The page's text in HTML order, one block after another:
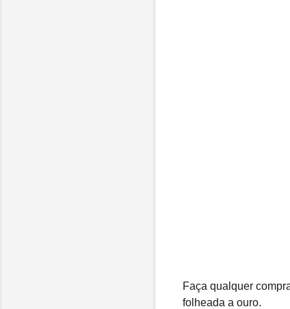
Faça qualquer
folheada a ouro.